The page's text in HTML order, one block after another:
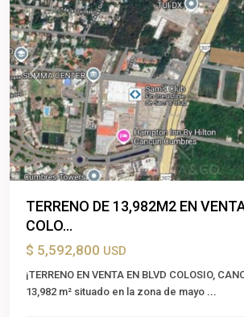
Previous
TERRENO DE 13,982M2 EN
COLO...
$ 5,592,800 USD
¡TERRENO EN VENTA EN BLVD COLOSIO,
13,982 m² situado en la zona de mayo ...
Pdte